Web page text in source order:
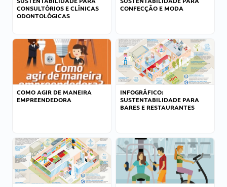
CONSULTÓRIOS E CLÍNICAS
ODONTOLÓGICAS
CONFECÇÃO E MODA
COMO AGIR DE MANEIRA
EMPREENDEDORA
INFOGRÁFICO:
SUSTENTABILIDADE PARA
BARES E RESTAURANTES